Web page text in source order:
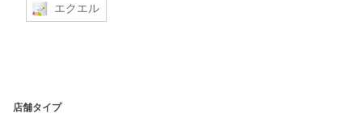
エクエル
店舗タイプ